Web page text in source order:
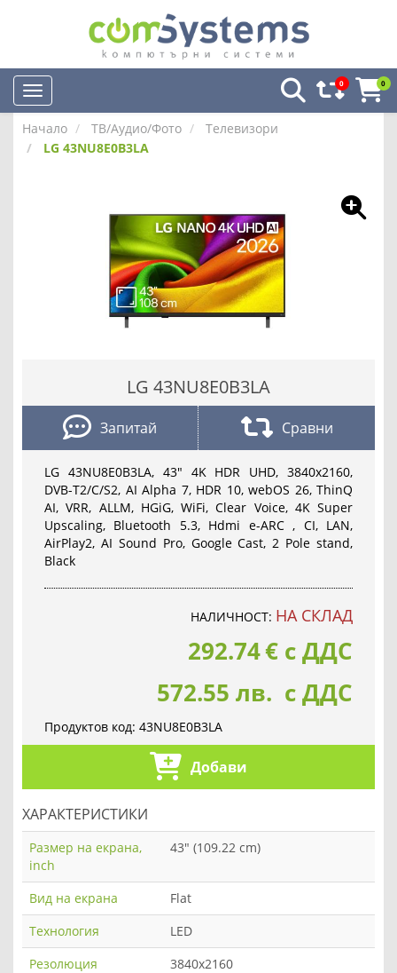
0 0
Начало ТВ/Аудио/Фото
Телевизори
LG 43NU8E0B3LA
LG 43NU8E0B3LA
Запитай Сравни
LG 43NU8E0B3LA, 43" 4K HDR UHD, 3840x2160,
DVB-T2/C/S2, AI Alpha 7, HDR 10, webOS 26, ThinQ
AI, VRR, ALLM, HGiG, WiFi, Clear Voice, 4K Super
Upscaling, Bluetooth 5.3, Hdmi e-ARC , CI, LAN,
AirPlay2, AI Sound Pro, Google Cast, 2 Pole stand,
Black
НАЛИЧНОСТ: НА СКЛАД
292.74€ с ДДС
572.55 лв. с ДДС
Продуктов код: 43NU8E0B3LA
Добави
ХАРАКТЕРИСТИКИ
Размер на екрана,
inch
43" (109.22 cm)
Вид на екрана
Flat
Технология
LED
Резолюция
3840x2160